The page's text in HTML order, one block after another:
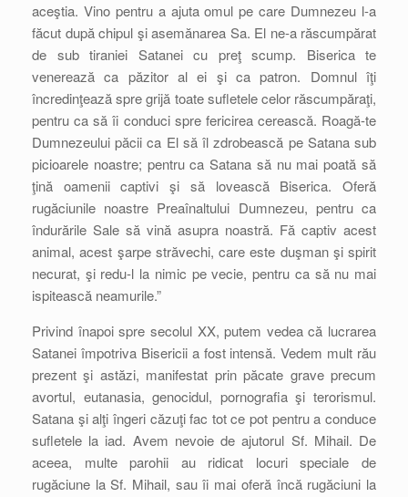
aceştia. Vino pentru a ajuta omul pe care Dumnezeu l-a
făcut după chipul şi asemănarea Sa. El ne-a răscumpărat
de sub tiraniei Satanei cu preţ scump. Biserica te
venerează ca păzitor al ei şi ca patron. Domnul îţi
încredinţează spre grijă toate sufletele celor răscumpăraţi,
pentru ca să îi conduci spre fericirea cerească. Roagă-te
Dumnezeului păcii ca El să îl zdrobească pe Satana sub
picioarele noastre; pentru ca Satana să nu mai poată să
ţină oamenii captivi şi să lovească Biserica. Oferă
rugăciunile noastre Preaînaltului Dumnezeu, pentru ca
îndurările Sale să vină asupra noastră. Fă captiv acest
animal, acest şarpe străvechi, care este duşman şi spirit
necurat, şi redu-l la nimic pe vecie, pentru ca să nu mai
ispitească neamurile.”
Privind înapoi spre secolul XX, putem vedea că lucrarea
Satanei împotriva Bisericii a fost intensă. Vedem mult rău
prezent şi astăzi, manifestat prin păcate grave precum
avortul, eutanasia, genocidul, pornografia şi terorismul.
Satana şi alţi îngeri căzuţi fac tot ce pot pentru a conduce
sufletele la iad. Avem nevoie de ajutorul Sf. Mihail. De
aceea, multe parohii au ridicat locuri speciale de
rugăciune la Sf. Mihail, sau îi mai oferă încă rugăciuni la